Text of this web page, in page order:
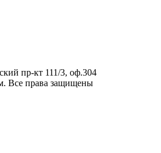
пр-кт 111/3, оф.304
Все права защищены